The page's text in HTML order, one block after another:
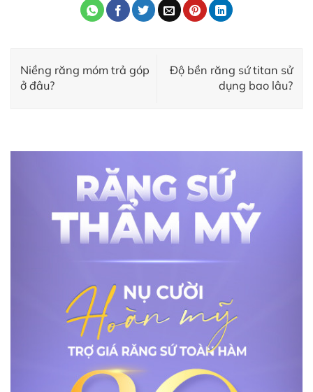
Niềng răng móm trả góp
ở đâu?
Độ bền răng sứ titan sử
dụng bao lâu?